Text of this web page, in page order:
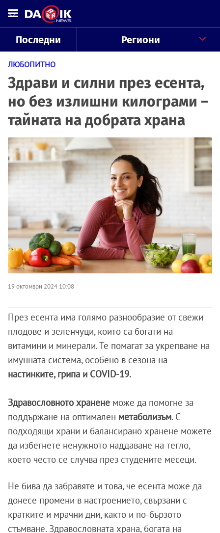
Последни Региони
ЛЮБОПИТНО
Здрави и силни през есента,
но без излишни килограми –
тайната на добрата храна
19 октомври 2024 10:08
През есента има голямо разнообразие от свежи
плодове и зеленчуци, които са богати на
витамини и минерали. Те помагат за укрепване на
имунната система, особено в сезона на
настинките, грипа и COVID-19.
Здравословното хранене може да помогне за
поддържане на оптимален метаболизъм. С
подходящи храни и балансирано хранене можете
да избегнете ненужното наддаване на тегло,
което често се случва през студените месеци.
Не бива да забравяте и това, че есента може да
донесе промени в настроението, свързани с
кратките и мрачни дни, както и по-бързото
стъмване. Здравословната храна, богата на